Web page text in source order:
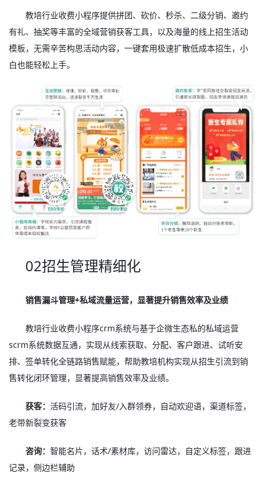
教培行业收费小程序提供拼团、砍价、秒杀、二级分销、邀约
有礼、抽奖等丰富的全域营销获客工具，以及海量的线上招生活动
模板，无需辛苦构思活动内容，一键套用极速扩散低成本招生，小
白也能轻松上手。
02招生管理精细化
销售漏斗管理+私域流量运营，显著提升销售效率及业绩
教培行业收费小程序crm系统与基于企微生态私的私域运营
scrm系统数据互通，实现从线索获取、分配、客户跟进、试听安
排、签单转化全链路销售赋能，帮助教培机构实现从招生引流到销
售转化闭环管理，显著提高销售效率及业绩。
获客：活码引流，加好友/入群领券，自动欢迎语，渠道标签，
老带新裂变获客
咨询：智能名片，话术/素材库，访问雷达，自定义标签，跟进
记录，侧边栏辅助